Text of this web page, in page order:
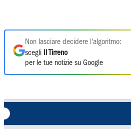
Non lasciare decidere l'algoritmo:
scegli
Il Tirreno
per le tue notizie su Google